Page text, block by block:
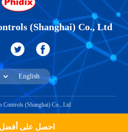
احصل على
(Shanghai) Co., Ltd.
(Shanghai) Co., Ltd.